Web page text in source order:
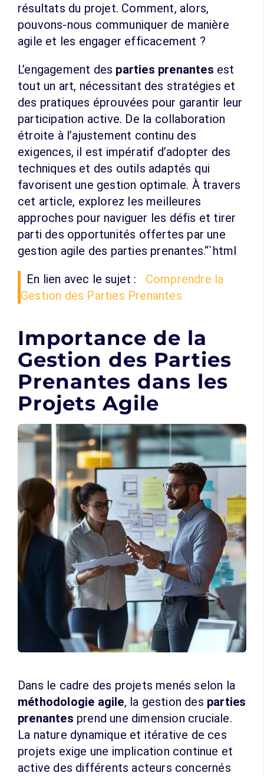
résultats du projet. Comment, alors,
pouvons-nous communiquer de manière
agile et les engager efficacement ?
L’engagement des parties prenantes est
tout un art, nécessitant des stratégies et
des pratiques éprouvées pour garantir leur
participation active. De la collaboration
étroite à l’ajustement continu des
exigences, il est impératif d’adopter des
techniques et des outils adaptés qui
favorisent une gestion optimale. À travers
cet article, explorez les meilleures
approches pour naviguer les défis et tirer
parti des opportunités offertes par une
gestion agile des parties prenantes.“`html
En lien avec le sujet :
Comprendre la
Gestion des Parties Prenantes
Importance de la
Gestion des Parties
Prenantes dans les
Projets Agile
Dans le cadre des projets menés selon la
méthodologie agile, la gestion des parties
prenantes prend une dimension cruciale.
La nature dynamique et itérative de ces
projets exige une implication continue et
active des différents acteurs concernés